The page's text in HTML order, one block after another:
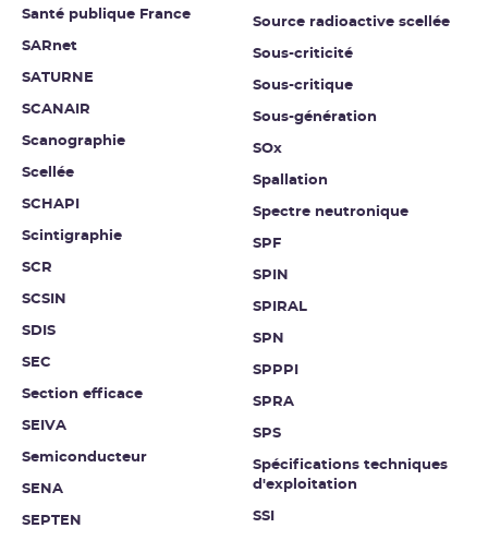
Santé publique France
SARnet
SATURNE
SCANAIR
Scanographie
Scellée
SCHAPI
Scintigraphie
SCR
SCSIN
SDIS
SEC
Section efficace
SEIVA
Semiconducteur
SENA
SEPTEN
Source radioactive scellée
Sous-criticité
Sous-critique
Sous-génération
SOx
Spallation
Spectre neutronique
SPF
SPIN
SPIRAL
SPN
SPPPI
SPRA
SPS
Spécifications techniques
d'exploitation
SSI